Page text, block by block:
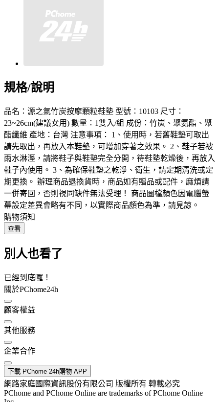
規格/說明
品名：源之氣竹炭按摩顆粒鞋墊 型號：10103 尺寸：
23~26cm(建議女用) 數量：1雙入/組 成份：竹炭、聚氨酯、聚
酯纖維 產地：台灣 注意事項： 1、使用時，若舊鞋墊可取出
請先取出，再放入本鞋墊，可增加穿著之效果。 2、鞋子若被
雨水淋溼，請將鞋子與鞋墊完全分開，待鞋墊乾燥後，再放入
鞋子內使用。 3、為確保鞋墊之乾淨、衛生，請定期清洗或定
期更換。 辦理商品退換貨時，商品如有贈品或配件，麻煩請
一併寄回，否則視同缺件無法受理！ 商品圖檔顏色因電腦螢
幕設定差異會略有不同，以實際商品顏色為準，請見諒。
購物須知
查看
別人也看了
已經到底囉！
關於PChome24h
顧客權益
其他服務
企業合作
下載 PChome 24h購物 APP
網路家庭國際資訊股份有限公司 版權所有 轉載必究
PChome and PChome Online are trademarks of PChome Online